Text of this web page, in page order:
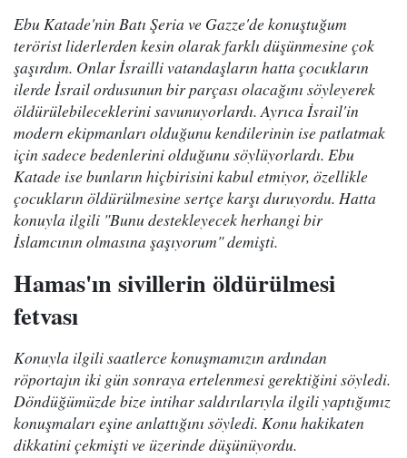
Ebu Katade'nin Batı Şeria ve Gazze'de konuştuğum
terörist liderlerden kesin olarak farklı düşünmesine çok
şaşırdım. Onlar İsrailli vatandaşların hatta çocukların
ilerde İsrail ordusunun bir parçası olacağını söyleyerek
öldürülebileceklerini savunuyorlardı. Ayrıca İsrail'in
modern ekipmanları olduğunu kendilerinin ise patlatmak
için sadece bedenlerini olduğunu söylüyorlardı. Ebu
Katade ise bunların hiçbirisini kabul etmiyor, özellikle
çocukların öldürülmesine sertçe karşı duruyordu. Hatta
konuyla ilgili "Bunu destekleyecek herhangi bir
İslamcının olmasına şaşıyorum" demişti.
Hamas'ın sivillerin öldürülmesi
fetvası
Konuyla ilgili saatlerce konuşmamızın ardından
röportajın iki gün sonraya ertelenmesi gerektiğini söyledi.
Döndüğümüzde bize intihar saldırılarıyla ilgili yaptığımız
konuşmaları eşine anlattığını söyledi. Konu hakikaten
dikkatini çekmişti ve üzerinde düşünüyordu.